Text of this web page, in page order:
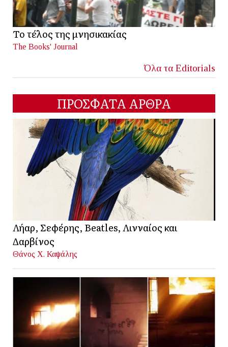
Το τέλος της μνησικακίας
The Books' Journal
Όλα τα Editorials
ΠΡΟΣΦΑΤΑ ΑΡΘΡΑ
Λήαρ, Σεφέρης, Beatles, Λινναίος και
Δαρβίνος
Θάνος Χ. Καψάλης